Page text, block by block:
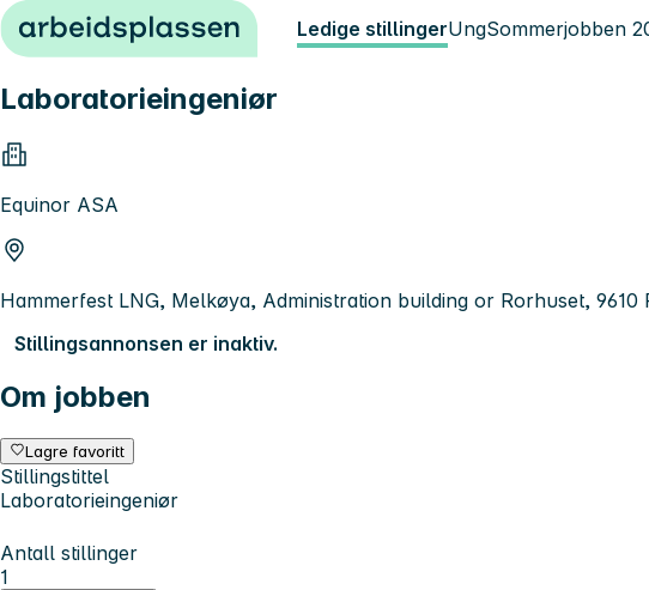
Hopp til innhold Ledige stillingerUngSommerjobben
Laboratorieingeniør
Equinor ASA
Hammerfest LNG, Melkøya, Administration building or Rorhuset, 9610
Stillingsannonsen er inaktiv.
Om jobben
Lagre favoritt
Stillingstittel
Laboratorieingeniør
Antall stillinger
1